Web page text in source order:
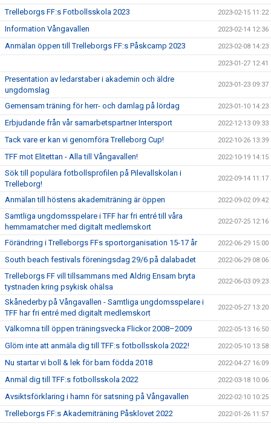
Trelleborgs FF:s Fotbollsskola 2023 2023-02-15 11:22
Information Vångavallen 2023-02-14 12:36
Anmälan öppen till Trelleborgs FF:s Påskcamp 2023 2023-02-08 14:23
2023-01-27 12:41
Presentation av ledarstaber i akademin och äldre
ungdomslag
2023-01-23 09:37
Gemensam träning för herr- och damlag på lördag 2023-01-10 14:23
Erbjudande från vår samarbetspartner Intersport 2022-12-13 09:33
Tack vare er kan vi genomföra Trelleborg Cup! 2022-10-26 13:39
TFF mot Elitettan - Alla till Vångavallen! 2022-10-19 14:15
Sök till populära fotbollsprofilen på Pilevallskolan i
Trelleborg!
2022-09-14 11:17
Anmälan till höstens akademiträning är öppen 2022-09-02 09:42
Samtliga ungdomsspelare i TFF har fri entré till våra
hemmamatcher med digitalt medlemskort
2022-07-25 12:16
Förändring i Trelleborgs FFs sportorganisation 15-17 år 2022-06-29 15:00
South beach festivals föreningsdag 29/6 på dalabadet 2022-06-29 08:06
Trelleborgs FF vill tillsammans med Aldrig Ensam bryta
tystnaden kring psykisk ohälsa
2022-06-03 09:23
Skånederby på Vångavallen - Samtliga ungdomsspelare i
TFF har fri entré med digitalt medlemskort
2022-05-27 13:20
Välkomna till öppen träningsvecka Flickor 2008–2009 2022-05-13 16:50
Glöm inte att anmäla dig till TFF:s fotbollsskola 2022! 2022-05-10 13:58
Nu startar vi boll & lek för barn födda 2018 2022-04-27 16:09
Anmäl dig till TFF:s fotbollsskola 2022 2022-03-18 10:06
Avsiktsförklaring i hamn för satsning på Vångavallen 2022-02-10 10:25
Trelleborgs FF:s Akademiträning Påsklovet 2022 2022-01-26 11:57